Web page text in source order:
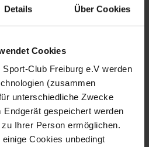
Details Über Cookies
Cookies
Club Freiburg e.V werden
(zusammen
unterschiedliche Zwecke
gespeichert werden
Ihrer Person ermöglichen.
Cookies unbedingt